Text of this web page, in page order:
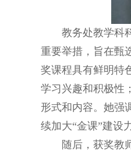
教务处教学科
重要举措，旨在甄
奖课程具有鲜明特
学习兴趣和积极性
形式和内容。她强
续加大“金课”建设
随后，获奖教